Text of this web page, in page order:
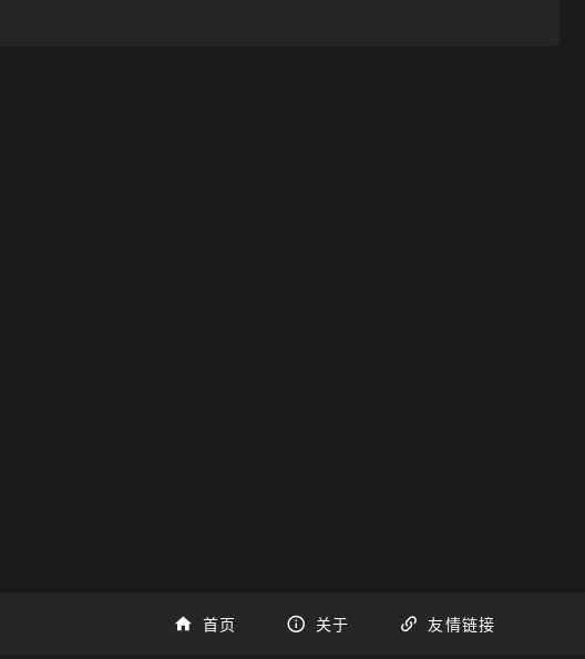
首页 关于 友情链接